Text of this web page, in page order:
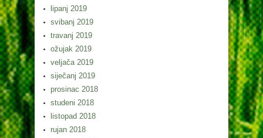
lipanj 2019
svibanj 2019
travanj 2019
ožujak 2019
veljača 2019
siječanj 2019
prosinac 2018
studeni 2018
listopad 2018
rujan 2018